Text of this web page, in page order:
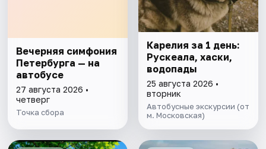
Вечерняя симфония
Петербурга — на
автобусе
27 августа 2026 •
четверг
Точка сбора
Карелия за 1 день:
Рускеала, хаски,
водопады
25 августа 2026 •
вторник
Автобусные экскурсии (от
м. Московская)